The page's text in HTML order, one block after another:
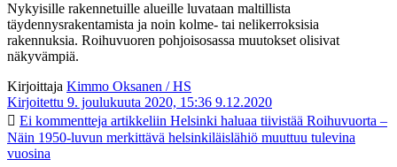
Nykyisille rakennetuille alueille luvataan maltillista
täydennysrakentamista ja noin kolme- tai nelikerroksisia
rakennuksia. Roihuvuoren pohjoisosassa muutokset olisivat
näkyvämpiä.
Kirjoittaja Kimmo Oksanen / HS
Kirjoitettu 9. joulukuuta 2020, 15:36 9.12.2020
Ei kommentteja artikkeliin Helsinki haluaa tiivistää Roihuvuorta –
Näin 1950-luvun merkittävä helsinkiläislähiö muuttuu tulevina
vuosina